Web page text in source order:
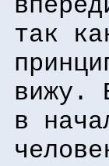
так
вижу.
в